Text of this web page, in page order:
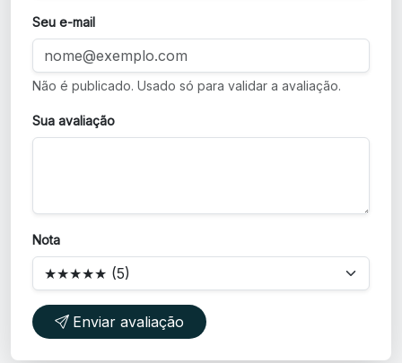
Seu e-mail
Não é publicado. Usado só para validar a avaliação.
Sua avaliação
Nota
Enviar avaliação